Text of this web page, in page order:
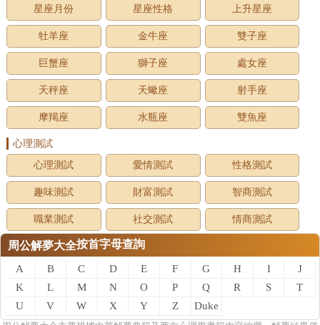
星座月份 星座性格 上升星座
牡羊座 金牛座 雙子座
巨蟹座 獅子座 處女座
天秤座 天蠍座 射手座
摩羯座 水瓶座 雙魚座
心理測試
心理測試
愛情測試 性格測試
趣味測試 財富測試 智商測試
職業測試 社交測試 情商測試
周公解夢大全按首字母查詢
A B C D E F G H I
J
K
L M N O P Q R S
T
U
V W X Y Z
Duke